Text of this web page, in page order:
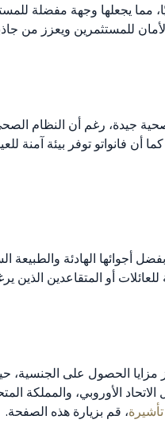
مما يجعلها وجهة مفضلة
للمستثمرين ويعزز من
جيدة، رغم أن النظام
أن فانواتو توفر بيئة آمنة
أجوائها الهادئة
للعائلات أو المتقاعدين
الأوروبي، والمملكة
، قم بزيارة هذه الصفحة.